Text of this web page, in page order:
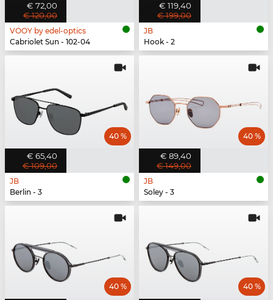
€ 72,00
€ 120,00
VOOY by edel-optics
Cabriolet Sun - 102-04
€ 119,40
€ 199,00
JB
Hook - 2
€ 65,40
€ 109,00
40 %
JB
Berlin - 3
€ 89,40
€ 149,00
40 %
JB
Soley - 3
40 % 40 %